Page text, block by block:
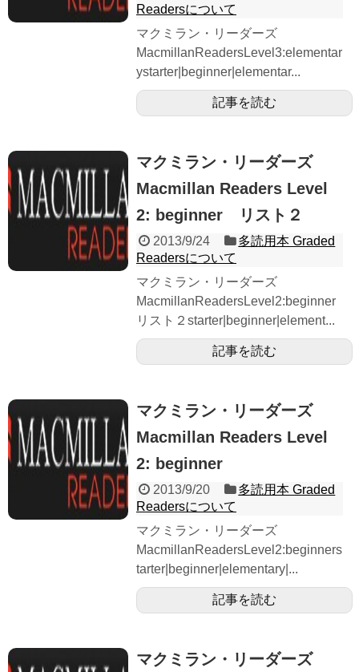
Readersについて
マクミラン・リーダーズ
MacmillanReadersLevel3:elementar
ystarter|beginner|elementar...
記事を読む
マクミラン・リーダーズ
Macmillan Readers Level
2: beginner リスト２
2013/9/24
多読用本 Graded
Readersについて
マクミラン・リーダーズ
MacmillanReadersLevel2:beginner
リスト２starter|beginner|element...
記事を読む
マクミラン・リーダーズ
Macmillan Readers Level
2: beginner
2013/9/20
多読用本 Graded
Readersについて
マクミラン・リーダーズ
MacmillanReadersLevel2:beginners
tarter|beginner|elementary|...
記事を読む
マクミラン・リーダーズ